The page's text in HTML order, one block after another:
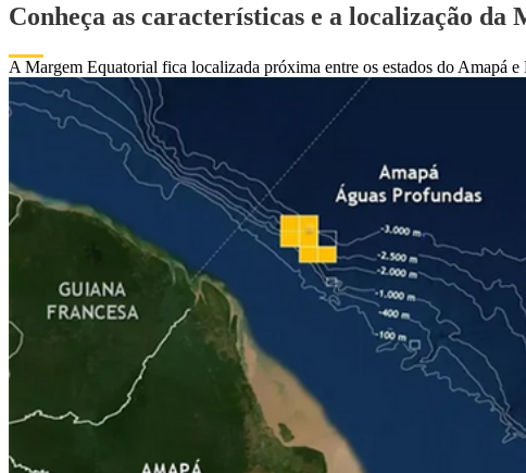
Conheça as características e a localização
A Margem Equatorial fica localizada próxima entre os estados do Amapá